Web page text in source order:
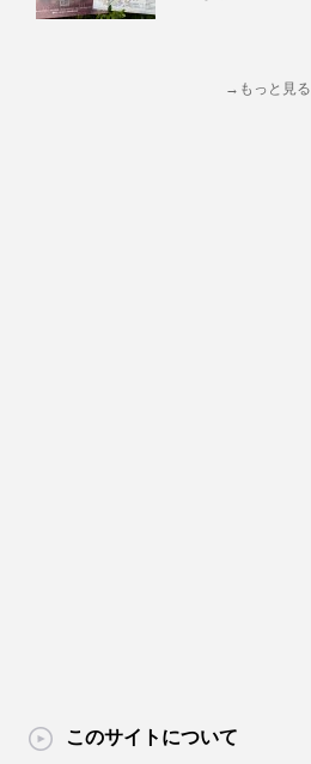
→もっと見る
このサイトについて